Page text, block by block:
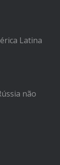
Latina
não